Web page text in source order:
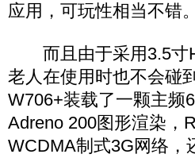
应用，可玩性相当不错。
而且由于采用3.5寸
老人在使用时也不会碰
W706+装载了一颗主频
Adreno 200图形渲染，
WCDMA制式3G网络，